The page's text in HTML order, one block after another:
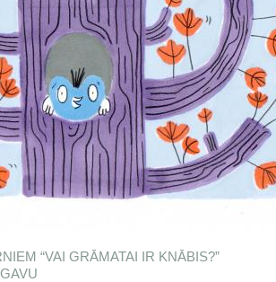
“VAI GRĀMATAI IR KNĀBIS?”